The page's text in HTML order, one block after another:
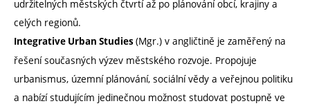
udržitelných městských čtvrtí až po plánování obcí, krajiny a
celých regionů.
Integrative Urban Studies(Mgr.) v angličtině je zaměřený na
řešení současných výzev městského rozvoje. Propojuje
urbanismus, územní plánování, sociální vědy a veřejnou politiku
a nabízí studujícím jedinečnou možnost studovat postupně ve